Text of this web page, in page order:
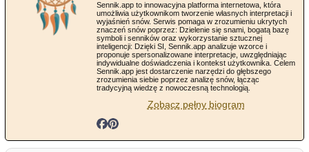
Sennik.app to innowacyjna platforma internetowa, która
umożliwia użytkownikom tworzenie własnych interpretacji i
wyjaśnień snów. Serwis pomaga w zrozumieniu ukrytych
znaczeń snów poprzez: Dzielenie się snami, bogatą bazę
symboli i senników oraz wykorzystanie sztucznej
inteligencji: Dzięki SI, Sennik.app analizuje wzorce i
proponuje spersonalizowane interpretacje, uwzględniając
indywidualne doświadczenia i kontekst użytkownika. Celem
Sennik.app jest dostarczenie narzędzi do głębszego
zrozumienia siebie poprzez analizę snów, łącząc
tradycyjną wiedzę z nowoczesną technologią.
Zobacz pełny biogram